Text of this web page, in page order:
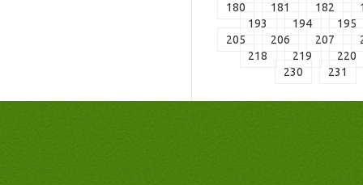
180
181 182
193
194
195
205
206 207
218
219
220
230
231